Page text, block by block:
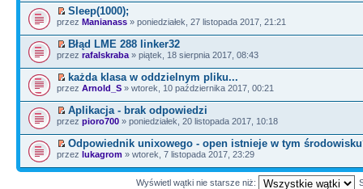
Sleep(1000);
przez Manianass » poniedziałek, 27 listopada 2017, 21:21
Błąd LME 288 linker32
przez rafalskraba » piątek, 18 sierpnia 2017, 08:43
każda klasa w oddzielnym pliku...
przez Arnold_S » wtorek, 10 października 2017, 00:21
Aplikacja - brak odpowiedzi
przez pioro700 » poniedziałek, 20 listopada 2017, 10:18
Odpowiednik unixowego - open istnieje w tym
przez lukagrom » wtorek, 7 listopada 2017, 23:29
Wyświetl wątki nie starsze niż: